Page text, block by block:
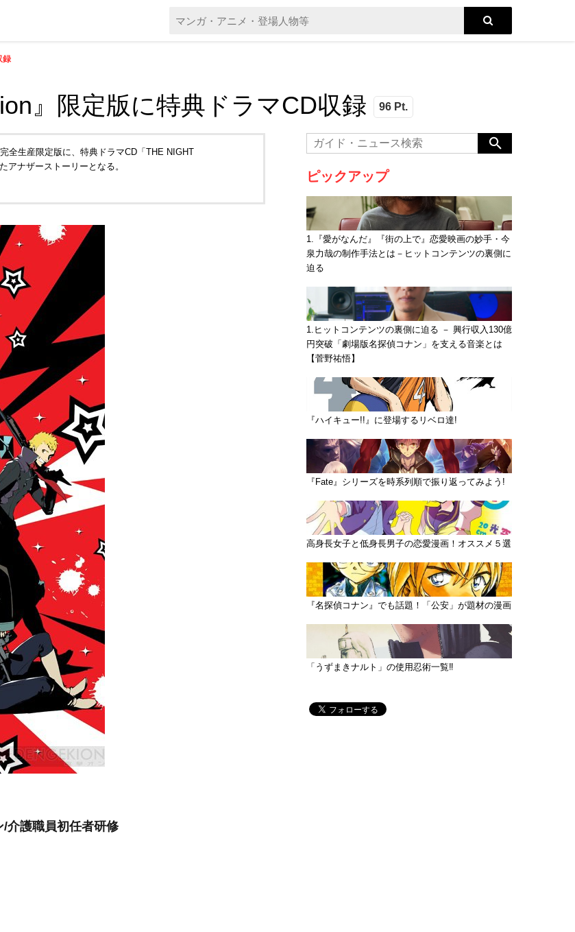
録
』限定版に特典ドラマCD収録 96 Pt.
全生産限定版に、特典ドラマCD「THE NIGHT
アナザーストーリーとなる。
/介護職員初任者研修
ピックアップ
1.『愛がなんだ』『街の上で』恋愛映画の妙手・今
泉力哉の制作手法とは－ヒットコンテンツの裏側に
迫る
1.ヒットコンテンツの裏側に迫る － 興行収入130億
円突破「劇場版名探偵コナン」を支える音楽とは
【菅野祐悟】
『ハイキュー!!』に登場するリベロ達!
『Fate』シリーズを時系列順で振り返ってみよう!
高身長女子と低身長男子の恋愛漫画！オススメ５選
『名探偵コナン』でも話題！「公安」が題材の漫画
「うずまきナルト」の使用忍術一覧‼